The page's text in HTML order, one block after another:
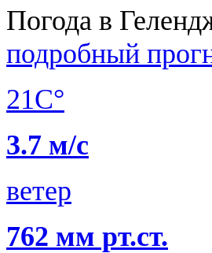
Погода в
подробный
21C°
3.7 м/с
ветер
762 мм рт.ст.